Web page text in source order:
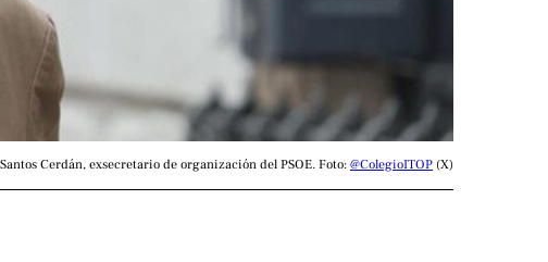
Cerdán, exsecretario de organización del PSOE. Foto: @ColegioITOP (X)